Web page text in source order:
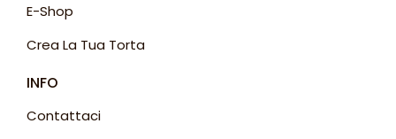
E-Shop
Crea La Tua Torta
INFO
Contattaci